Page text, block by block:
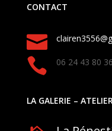
CONTACT

 06 24 43 80 36
LA GALERIE –